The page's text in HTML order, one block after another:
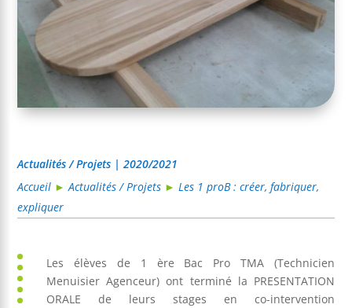
Actualités / Projets | 2020/2021
Accueil ►Actualités / Projets ►Les 1 proB : créer, fabriquer,
expliquer
Les élèves de 1 ère Bac Pro TMA (Technicien
Menuisier Agenceur) ont terminé la PRESENTATION
ORALE de leurs stages en co-intervention